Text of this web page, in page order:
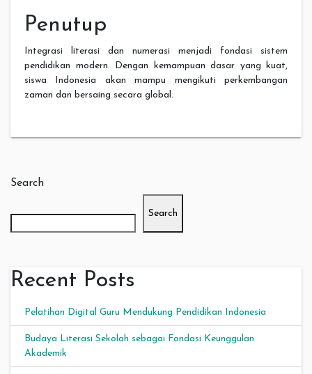
Penutup
Integrasi literasi dan numerasi menjadi fondasi sistem
pendidikan modern. Dengan kemampuan dasar yang kuat,
siswa Indonesia akan mampu mengikuti perkembangan
zaman dan bersaing secara global.
Search
Search
Recent Posts
Pelatihan Digital Guru Mendukung Pendidikan Indonesia
Budaya Literasi Sekolah sebagai Fondasi Keunggulan
Akademik